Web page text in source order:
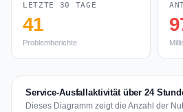
LETZTE 30 TAGE
41
Problemberichte
Service-Ausfallaktivität über 24
Dieses Diagramm zeigt die Anzahl der